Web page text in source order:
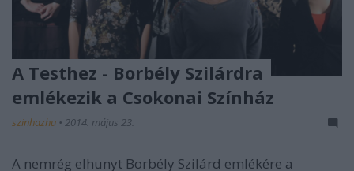
A Testhez - Borbély Szilárdra
emlékezik a Csokonai Színház
szinhazhu • 2014. május 23.
A nemrég elhunyt Borbély Szilárd emlékére a